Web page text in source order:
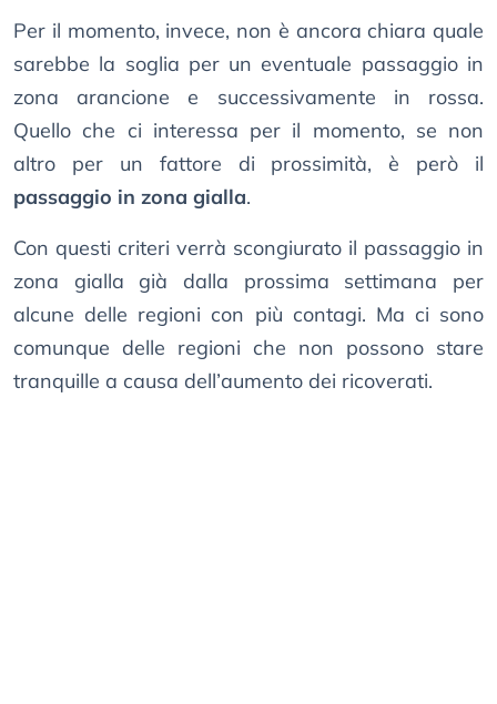
Per il momento, invece, non è ancora chiara quale
sarebbe la soglia per un eventuale passaggio in
zona arancione e successivamente in rossa.
Quello che ci interessa per il momento, se non
altro per un fattore di prossimità, è però il
passaggio in zona gialla.
Con questi criteri verrà scongiurato il passaggio in
zona gialla già dalla prossima settimana per
alcune delle regioni con più contagi. Ma ci sono
comunque delle regioni che non possono stare
tranquille a causa dell’aumento dei ricoverati.